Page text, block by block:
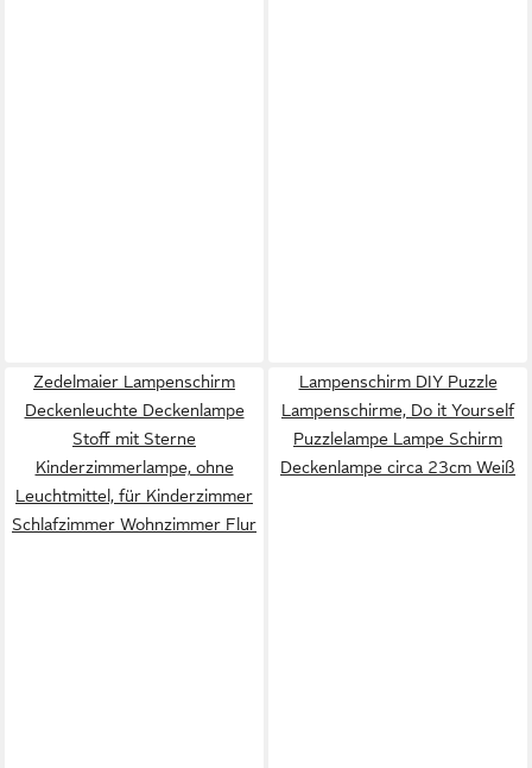
Zedelmaier Lampenschirm
Deckenleuchte Deckenlampe
Stoff mit Sterne
Kinderzimmerlampe, ohne
Leuchtmittel, für Kinderzimmer
Schlafzimmer Wohnzimmer Flur
Lampenschirm DIY Puzzle
Lampenschirme, Do it Yourself
Puzzlelampe Lampe Schirm
Deckenlampe circa 23cm Weiß